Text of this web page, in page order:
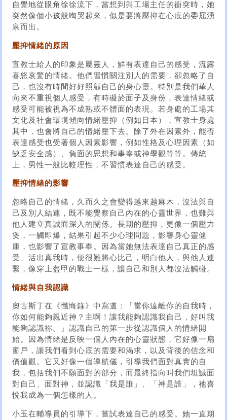
自覺地從眼角徐徐流下，當想到與工場主任的衝突時，她
突然像個小孩般啕哭起來，似是要將壓抑在心底的委屈湧
泉而出。
壓抑情緒的原因
宣教士給人的印象是屬靈人，鮮有表達自己的感受，流露
喜怒哀驚的情緒。他們習慣關注別人的需要，卻忽略了自
己，也沒有時間好好照顧自己的身心靈。特別是我們華人
向來不重視個人感受，有時礙於面子及身份，表達情緒或
感受可能被視為不成熟或不體面的表現。若身處的工場其
文化及社會環境傾向情緒壓抑（例如日本），宣教士身處
其中，也會將自己的情緒壓下去。除了外在因素外，能否
表達感受也受著個人因素影響，例如性格及心理因素（如
缺乏安全感）、負面的思想和事奉或神學觀等等。傳統
上，男性一般比較理性，不習慣表達自己的感受。
壓抑情緒的影響
忽略自己的情緒，久而久之會變得越來越麻木，沒法與自
己及別人結連，既不能覺察自己內在的心靈世界，也難與
他人建立真誠而深入的關係。長期的壓抑，更像一個壓力
煲，一觸即爆，結果引起不少心理問題，影響身心靈健
康，也影響了宣教事奉。因為當她無法表達自己真正的感
受、活出真我時，便很難將心比己，明白他人，與他人連
繫，像穿上盔甲的戰士一樣，讓自己和別人都沒法觸碰。
情緒與自我認識
奧古斯丁在《懺悔錄》中寫道：「當你遠離你的自我時，
你如何能夠親近神？主啊！讓我能夠認識我自己，好叫我
能夠認識祢。」認識自己的第一步從認識個人的情緒開
始。因為情緒是反映一個人內在的心靈狀態，它好像一扇
窗戶，讓我們看到心底的需要和渴求，以及背後的信念和
價值觀。它又好像一個導航儀，引導我們面對真實的自
我，包括我們不願面對的部分，而最終指向叫我們坦誠面
對自己、面對神，並認識「我是誰」、「神是誰」，祂喜
悅我成為一個怎樣的人。
小玉在輔導員的引導下，嘗試表達自己的感受。她一直期